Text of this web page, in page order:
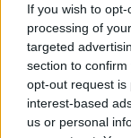
If you wish to
processing of
targeted
section to
opt-out request is
interest-based
us or personal
মৌসুমের ফসলটি
হয় এবং আপনাকে
দোকান থেকে
আপনার বাগানে
প্রকাশিত: ৫
লেমন গ্রাস